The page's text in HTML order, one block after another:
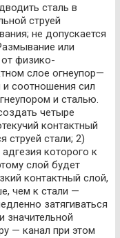
сталь в
струей
не допускается
или
от физико-
слое огнеупор—
и соотношения сил
и сталью.
четыре
контактный
струей стали; 2)
которого к
слой будет
контактный слой,
чем к стали —
затягиваться
значительной
— канал при этом